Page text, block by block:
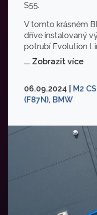
S55.
V tomto krásném
dříve instalovaný
potrubí Evolution
... Zobrazit více
06.09.2024 | M2
(F87N), BMW